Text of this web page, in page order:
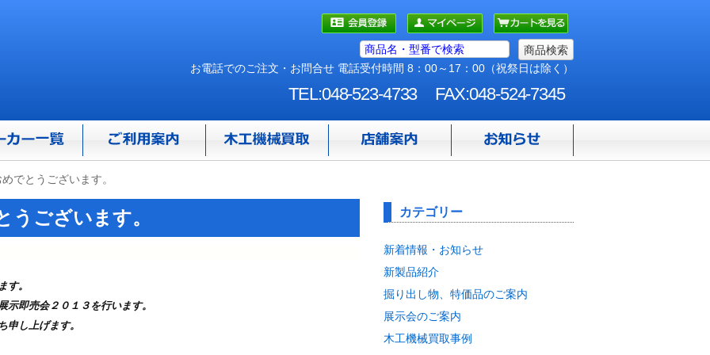
お電話でのご注文・お問合せ 電話受付時間 8：00～17：00（祝祭日は除く）
TEL:048-523-4733 FAX:048-524-7345
でとうございます。
うございます。
。
即売会２０１３を行います。
申し上げます。
カテゴリー
新着情報・お知らせ
新製品紹介
掘り出し物、特価品のご案内
展示会のご案内
木工機械買取事例